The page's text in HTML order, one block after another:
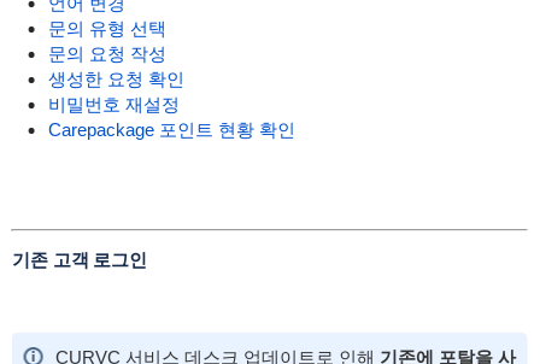
문의 유형 선택
문의 요청 작성
생성한 요청 확인
비밀번호 재설정
Carepackage 포인트 현황 확인
기존 고객 로그인
CURVC 서비스 데스크 업데이트로 인해 기존에 포탈을 사